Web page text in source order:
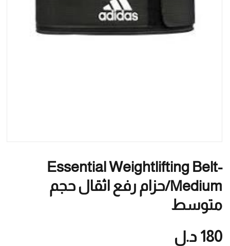
Essential Weightlifting Belt-
Medium/حزام رفع اثقال حجم
متوسط
180 د.ل